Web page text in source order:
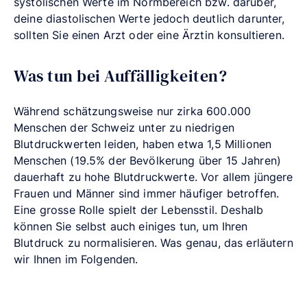
deine diastolischen Werte jedoch deutlich darunter,
sollten Sie einen Arzt oder eine Ärztin konsultieren.
Was tun bei Auffälligkeiten?
Während schätzungsweise nur zirka 600.000
Menschen der Schweiz unter zu niedrigen
Blutdruckwerten leiden, haben etwa 1,5 Millionen
Menschen (19.5% der Bevölkerung über 15 Jahren)
dauerhaft zu hohe Blutdruckwerte. Vor allem jüngere
Frauen und Männer sind immer häufiger betroffen.
Eine grosse Rolle spielt der Lebensstil. Deshalb
können Sie selbst auch einiges tun, um Ihren
Blutdruck zu normalisieren. Was genau, das erläutern
wir Ihnen im Folgenden.